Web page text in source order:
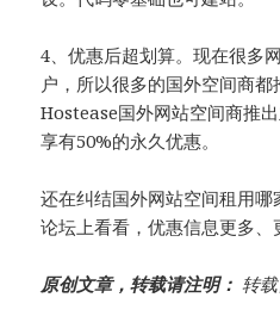
4、优惠后超划算。现在很多
户，所以很多的国外空间商
Hostease国外网站空间商推
享有50%的永久优惠。
还在纠结国外网站空间租用
论坛上看看，优惠信息更多、
原创文章，转载请注明： 转